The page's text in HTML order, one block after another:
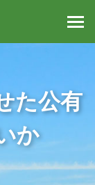
た公有
か